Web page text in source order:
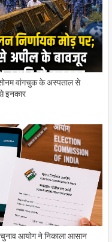
वांगचुक के अस्पताल से
इनकार
आयोग ने निकाला आसान